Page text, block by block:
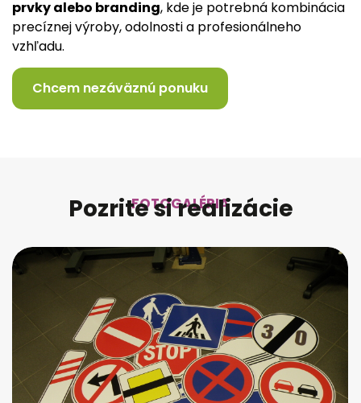
prvky alebo branding, kde je potrebná kombinácia
precíznej výroby, odolnosti a profesionálneho
vzhľadu.
Chcem nezáväznú ponuku
FOTOGALÉRIA
Pozrite si realizácie